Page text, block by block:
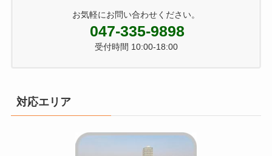
お気軽にお問い合わせください。
047-335-9898
受付時間 10:00-18:00
対応エリア